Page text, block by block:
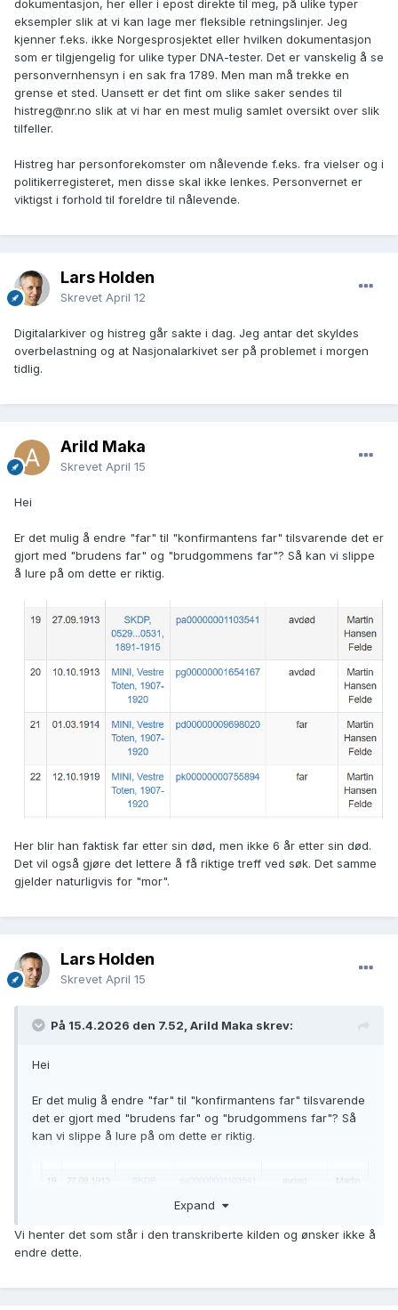
Geni. I så gamle saker er det historisk dna-testing som blir
brukt, dvs Y/mt-dna, og slike testar er offentleg
tilgjengelege på Norgesprosjektet sine nettsider, med kit-
nummer på testen, ikkje namn. Ein kan opplyse om kit-
nummer i merknaden, utan at nokon kan klare å identifisere
testaren.
dokumentasjon, her eller i epost direkte til meg, på ulike typer
eksempler slik at vi kan lage mer fleksible retningslinjer. Jeg
kjenner f.eks. ikke Norgesprosjektet eller hvilken dokumentasjon
som er tilgjengelig for ulike typer DNA-tester. Det er vanskelig å se
personvernhensyn i en sak fra 1789. Men man må trekke en
grense et sted. Uansett er det fint om slike saker sendes til
histreg@nr.no slik at vi har en mest mulig samlet oversikt over slik
tilfeller.
Histreg har personforekomster om nålevende f.eks. fra vielser og i
politikerregisteret, men disse skal ikke lenkes. Personvernet er
viktigst i forhold til foreldre til nålevende.
Lars Holden
Skrevet April 12
Digitalarkiver og histreg går sakte i dag. Jeg antar det skyldes
overbelastning og at Nasjonalarkivet ser på problemet i morgen
tidlig.
Arild Maka
Skrevet April 15
Hei
Er det mulig å endre "far" til "konfirmantens far" tilsvarende det er
gjort med "brudens far" og "brudgommens far"? Så kan vi slippe
å lure på om dette er riktig.
Her blir han faktisk far etter sin død, men ikke 6 år etter sin død.
Det vil også gjøre det lettere å få riktige treff ved søk. Det samme
gjelder naturligvis for "mor".
Lars Holden
Skrevet April 15
På 15.4.2026 den 7.52, Arild Maka skrev:
Hei
Er det mulig å endre "far" til "konfirmantens far" tilsvarende
det er gjort med "brudens far" og "brudgommens far"? Så
kan vi slippe å lure på om dette er riktig.
Expand
Vi henter det som står i den transkriberte kilden og ønsker ikke å
endre dette.